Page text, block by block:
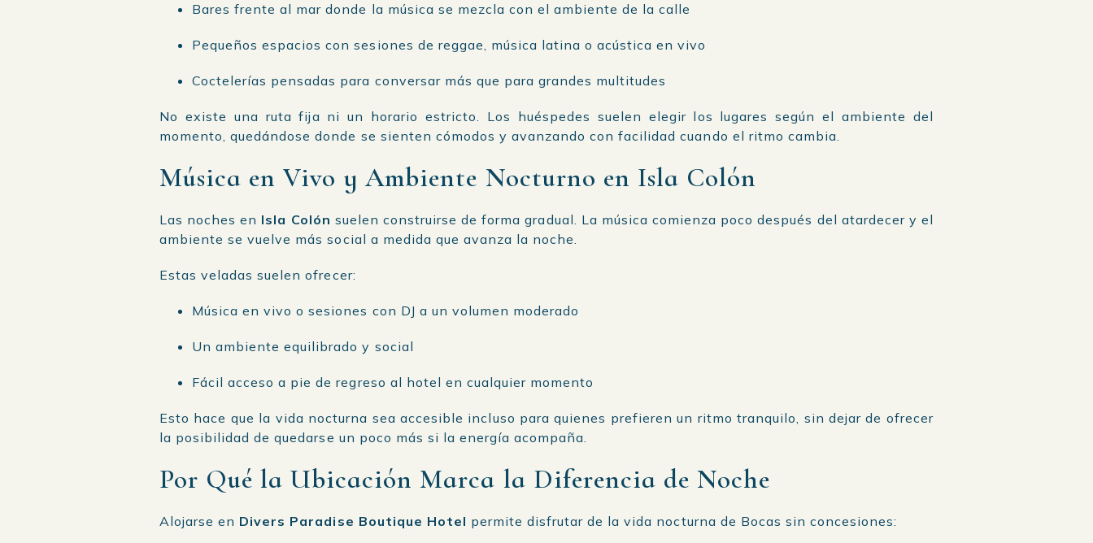
Bares frente al mar donde la música se mezcla con el ambiente de la calle
Pequeños espacios con sesiones de reggae, música latina o acústica en vivo
Coctelerías pensadas para conversar más que para grandes multitudes
No existe una ruta fija ni un horario estricto. Los huéspedes suelen elegir los lugares según el ambiente del
momento, quedándose donde se sienten cómodos y avanzando con facilidad cuando el ritmo cambia.
Música en Vivo y Ambiente Nocturno en Isla Colón
Las noches en Isla Colón suelen construirse de forma gradual. La música comienza poco después del atardecer y el
ambiente se vuelve más social a medida que avanza la noche.
Estas veladas suelen ofrecer:
Música en vivo o sesiones con DJ a un volumen moderado
Un ambiente equilibrado y social
Fácil acceso a pie de regreso al hotel en cualquier momento
Esto hace que la vida nocturna sea accesible incluso para quienes prefieren un ritmo tranquilo, sin dejar de ofrecer
la posibilidad de quedarse un poco más si la energía acompaña.
Por Qué la Ubicación Marca la Diferencia de Noche
Alojarse en Divers Paradise Boutique Hotel permite disfrutar de la vida nocturna de Bocas sin concesiones: